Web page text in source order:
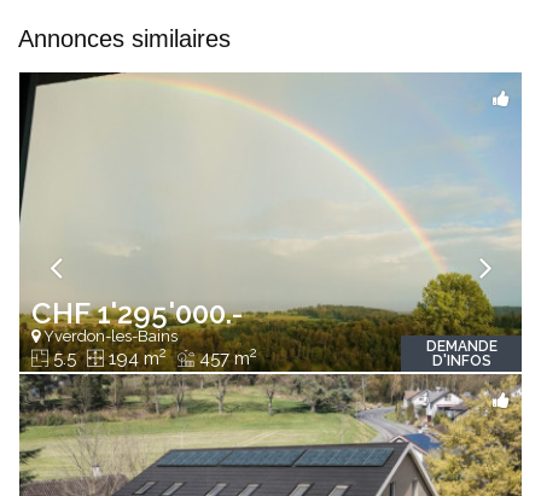
Annonces similaires
CHF 1'295'000.-
Yverdon-les-Bains
5.5 194 m2 457 m2
DEMANDE
D'INFOS